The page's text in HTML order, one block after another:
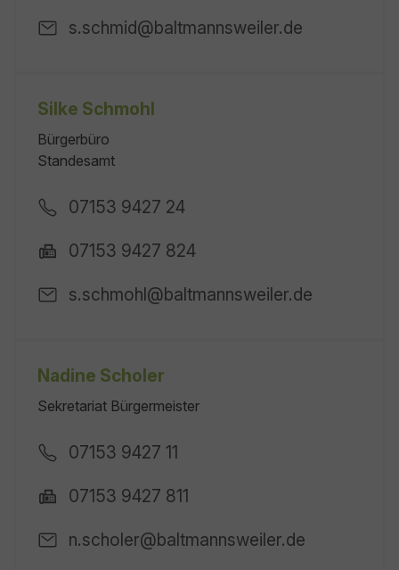
s.schmid@baltmannsweiler.de
Silke Schmohl
Bürgerbüro
Standesamt
07153 9427 24
07153 9427 824
s.schmohl@baltmannsweiler.de
Nadine Scholer
Sekretariat Bürgermeister
07153 9427 11
07153 9427 811
n.scholer@baltmannsweiler.de